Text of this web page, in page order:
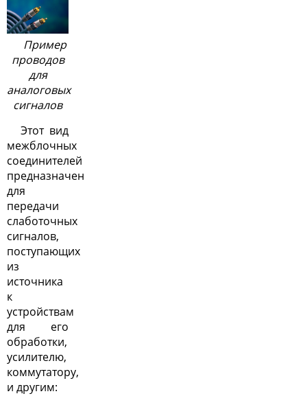
Пример
проводов
для
аналоговых
сигналов
Этот вид
межблочных
соединителей
предназначен
для
передачи
слаботочных
сигналов,
поступающих
из
источника
к
устройствам
для его
обработки,
усилителю,
коммутатору,
и другим: